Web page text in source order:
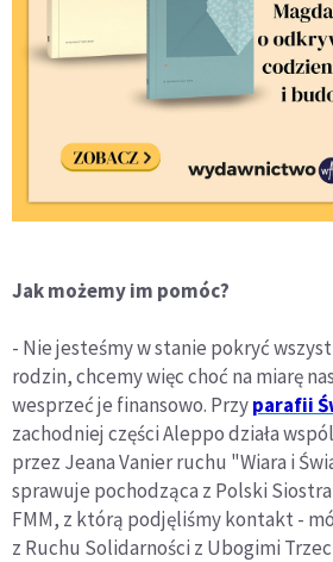
Jak możemy im pomóc?
- Nie jesteśmy w stanie pokryć
rodzin, chcemy więc choć na miarę
wesprzeć je finansowo. Przyparafii
zachodniej części Aleppo działa
przez Jeana Vanier ruchu "Wiara i
sprawuje pochodząca z Polski
FMM, z którą podjęliśmy kontakt -
z Ruchu Solidarności z Ubogimi